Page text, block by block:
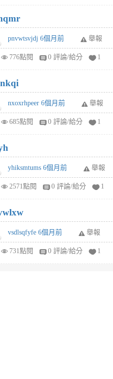
pnvwtsvjdj 6個月前 舉報
776點閱 0 評論/給分 1
nxoxrhpeer 6個月前 舉報
685點閱 0 評論/給分 1
yhiksmtums 6個月前 舉報
2571點閱 0 評論/給分 1
vsdlsqfyfe 6個月前 舉報
731點閱 0 評論/給分 1